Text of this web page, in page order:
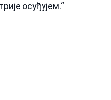
осуђујем.“